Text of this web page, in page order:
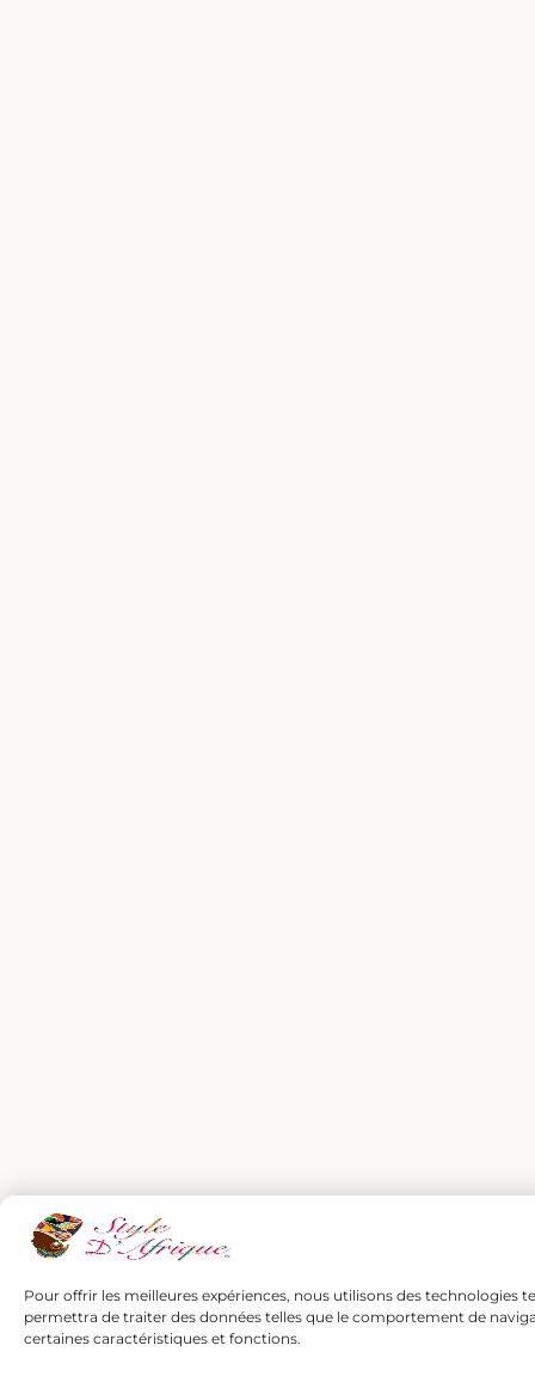
Pour offrir les meilleures expériences, nous utilisons des technologies
permettra de traiter des données telles que le comportement de
certaines caractéristiques et fonctions.